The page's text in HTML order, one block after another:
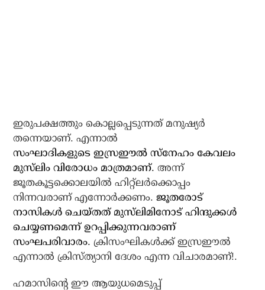
ഇരുപക്ഷത്തും കൊല്ലപ്പെടുന്നത് മനുഷ്യര്‍
തന്നെയാണ്. എന്നാല്‍
സംഘാദികളുടെ ഇസ്രഈല്‍ സ്‌നേഹം കേവലം
മുസ്‌ലിം വിരോധം മാത്രമാണ്. അന്ന്
ജൂതകൂട്ടക്കൊലയില്‍ ഹിറ്റ്ലര്‍ക്കൊപ്പം
നിന്നവരാണ് എന്നോര്‍ക്കണം.ജൂതരോട്
നാസികള്‍ ചെയ്തത് മുസ്‌ലിമിനോട് ഹിന്ദുക്കള്‍
ചെയ്യണമെന്ന് ഉറപ്പിക്കുന്നവരാണ്
സംഘപരിവാരം. ക്രിസംഘികള്‍ക്ക് ഇസ്രഈല്‍
എന്നാല്‍ ക്രിസ്ത്യാനി ദേശം എന്ന വിചാരമാണ്!.
ഹമാസിന്റെ ഈ ആയുധമെടുപ്പ്